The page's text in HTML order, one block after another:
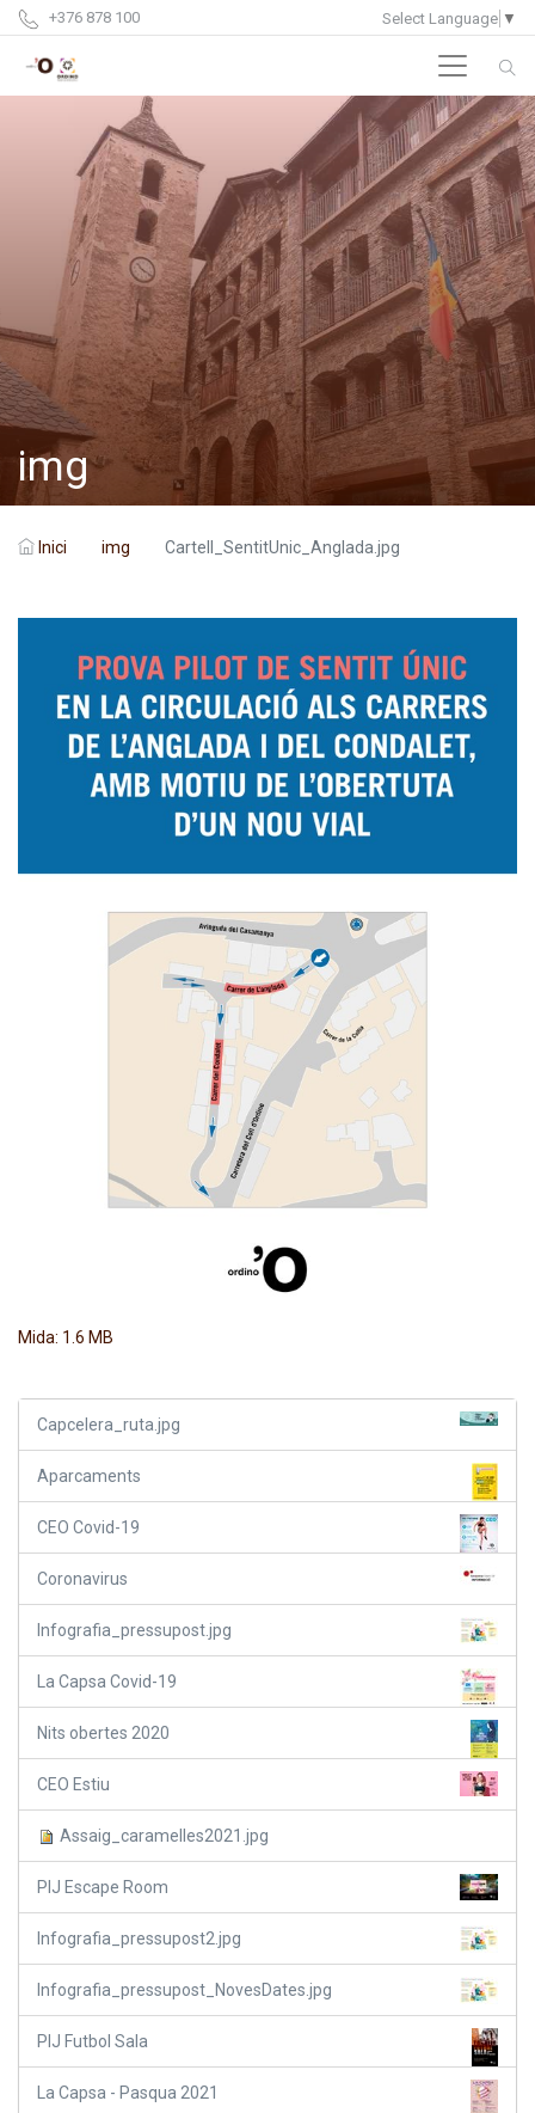
+376 878 100 Select Language ▼
img
Inici img Cartell_SentitUnic_Anglada.jpg
Capcelera_ruta.jpg
Aparcaments
CEO Covid-19
Coronavirus
Infografia_pressupost.jpg
La Capsa Covid-19
Nits obertes 2020
CEO Estiu
Assaig_caramelles2021.jpg
PIJ Escape Room
Infografia_pressupost2.jpg
Infografia_pressupost_NovesDates.jpg
PIJ Futbol Sala
La Capsa - Pasqua 2021
Feu clic per a visualitzar la imatge a mida completa…
Mida: 1.6 MB